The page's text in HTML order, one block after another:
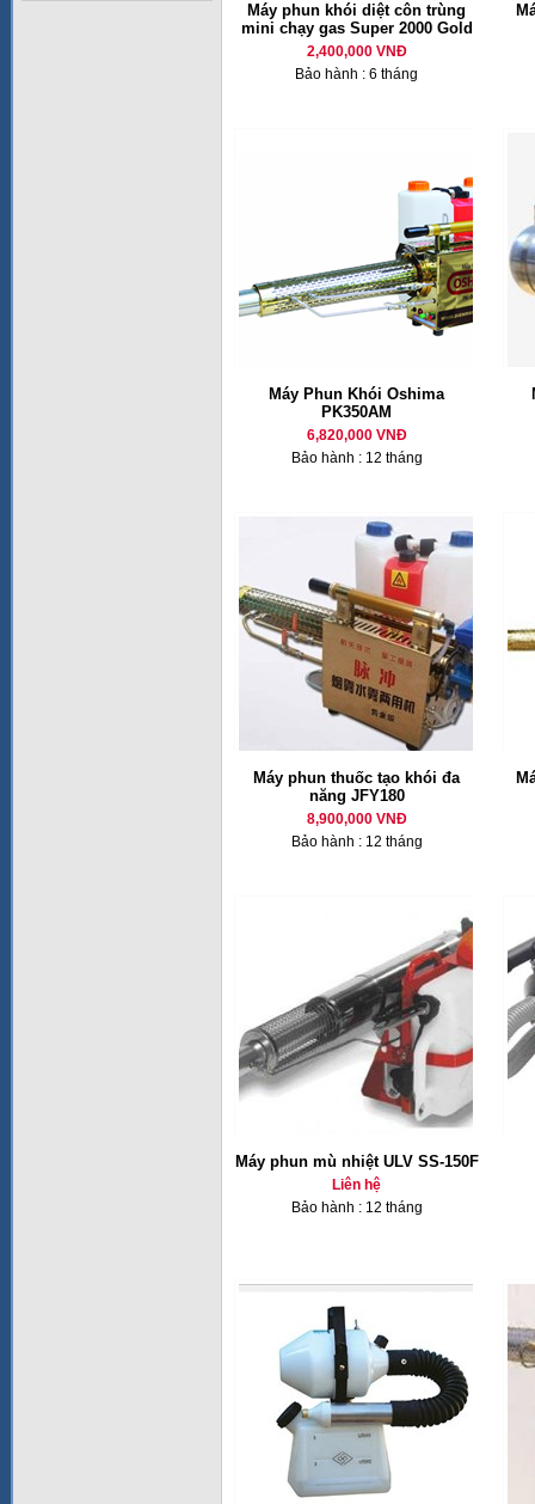
Máy phun khói diệt côn trùng
mini chạy gas Super 2000 Gold
2,400,000 VNĐ
Bảo hành : 6 tháng
Máy Phun Khói Oshima
PK350AM
6,820,000 VNĐ
Bảo hành : 12 tháng
Máy phun thuốc tạo khói đa
năng JFY180
8,900,000 VNĐ
Bảo hành : 12 tháng
Máy phun mù nhiệt ULV SS-150F
Liên hệ
Bảo hành : 12 tháng